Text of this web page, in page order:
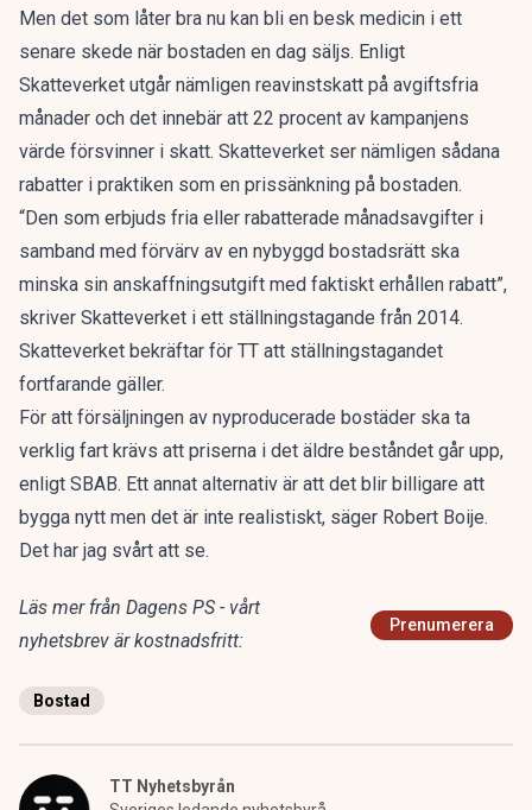
Men det som låter bra nu kan bli en besk medicin i ett
senare skede när bostaden en dag säljs. Enligt
Skatteverket utgår nämligen reavinstskatt på avgiftsfria
månader och det innebär att 22 procent av kampanjens
värde försvinner i skatt. Skatteverket ser nämligen sådana
rabatter i praktiken som en prissänkning på bostaden.
“Den som erbjuds fria eller rabatterade månadsavgifter i
samband med förvärv av en nybyggd bostadsrätt ska
minska sin anskaffningsutgift med faktiskt erhållen rabatt”,
skriver Skatteverket i ett ställningstagande från 2014.
Skatteverket bekräftar för TT att ställningstagandet
fortfarande gäller.
För att försäljningen av nyproducerade bostäder ska ta
verklig fart krävs att priserna i det äldre beståndet går upp,
enligt SBAB. Ett annat alternativ är att det blir billigare att
bygga nytt men det är inte realistiskt, säger Robert Boije.
Det har jag svårt att se.
Läs mer från Dagens PS - vårt
nyhetsbrev är kostnadsfritt:
Prenumerera
Bostad
TT Nyhetsbyrån